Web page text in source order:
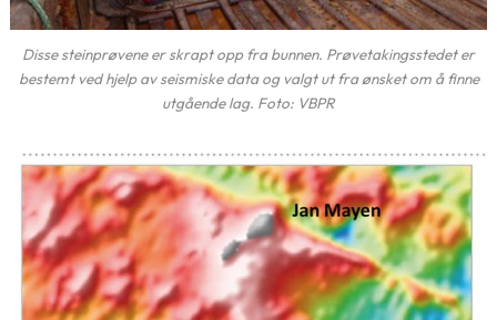
Disse steinprøvene er skrapt opp fra bunnen. Prøvetakingsstedet er
bestemt ved hjelp av seismiske data og valgt ut fra ønsket om å finne
utgående lag. Foto: VBPR